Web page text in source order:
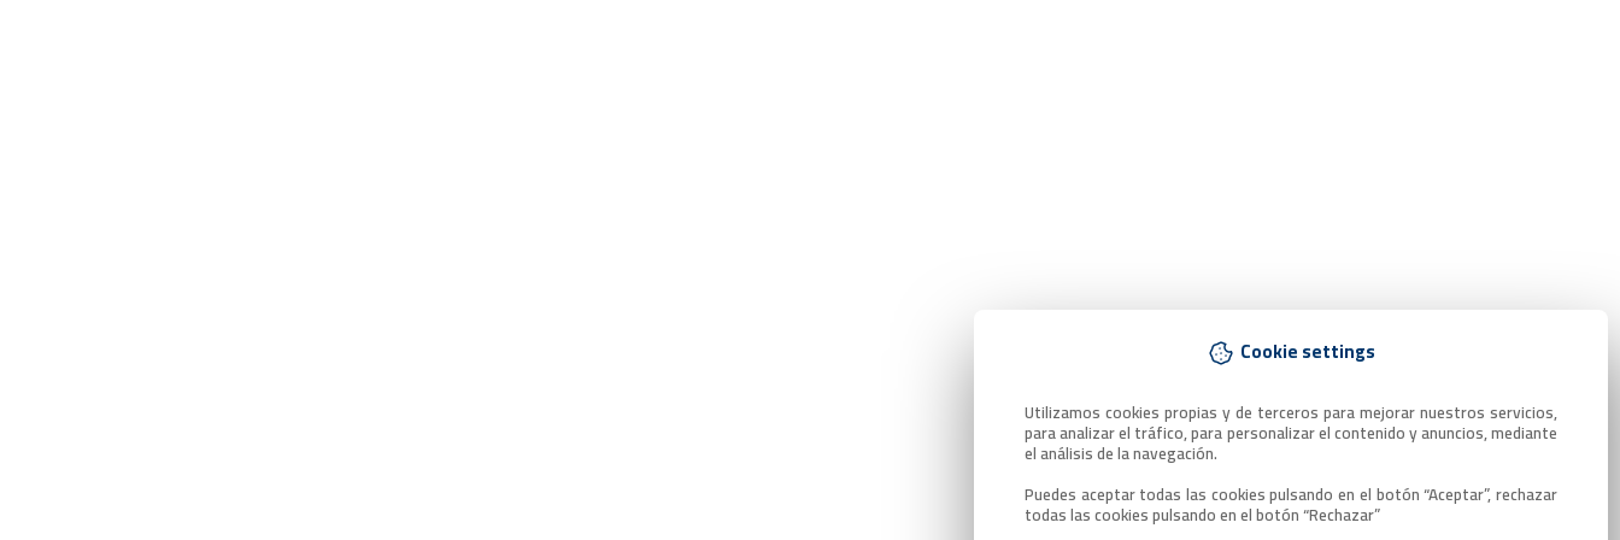
Cookie settings
Utilizamos cookies propias y de terceros para mejorar nuestros servicios,
para analizar el tráfico, para personalizar el contenido y anuncios, mediante
el análisis de la navegación.
Puedes aceptar todas las cookies pulsando en el botón “Aceptar”, rechazar
todas las cookies pulsando en el botón “Rechazar”